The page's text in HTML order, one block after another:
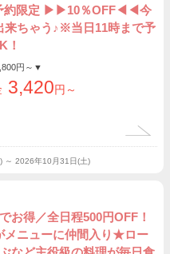
約限定 ▶▶10％OFF◀◀今
来ちゃう♪※当日11時まで予
！
円～ ▼
3,420円～
～ 2026年10月31日(土)
お得／全日程500円OFF！
メニューに仲間入り★ロー